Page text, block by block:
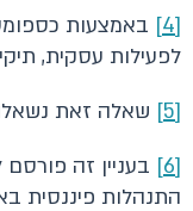
[4]
באמצעות
לפעילות עסקית,
[5]
שאלה זאת נשאלה
[6]
בעניין זה